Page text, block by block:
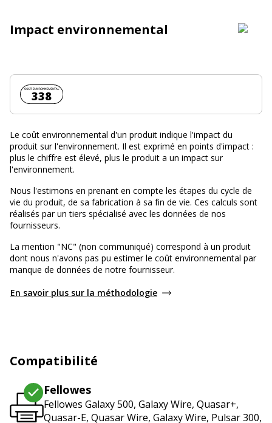
Impact environnemental
Coût environnemental :
338
Le coût environnemental d'un produit indique l'impact du
produit sur l'environnement. Il est exprimé en points d'impact :
plus le chiffre est élevé, plus le produit a un impact sur
l'environnement.
Nous l'estimons en prenant en compte les étapes du cycle de
vie du produit, de sa fabrication à sa fin de vie. Ces calculs sont
réalisés par un tiers spécialisé avec les données de nos
fournisseurs.
La mention "NC" (non communiqué) correspond à un produit
dont nous n'avons pas pu estimer le coût environnemental par
manque de données de notre fournisseur.
En savoir plus sur la méthodologie
Compatibilité
Fellowes
Fellowes Galaxy 500, Galaxy Wire, Quasar+,
Quasar-E, Quasar Wire, Galaxy Wire, Pulsar 300,